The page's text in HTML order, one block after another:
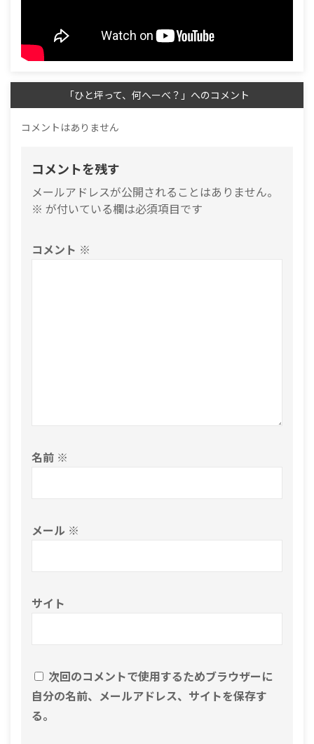
「ひと坪って、何へーべ？」へのコメント
コメントはありません
コメントを残す
メールアドレスが公開されることはありません。
※ が付いている欄は必須項目です
コメント ※
名前 ※
メール ※
サイト
次回のコメントで使用するためブラウザーに
自分の名前、メールアドレス、サイトを保存す
る。